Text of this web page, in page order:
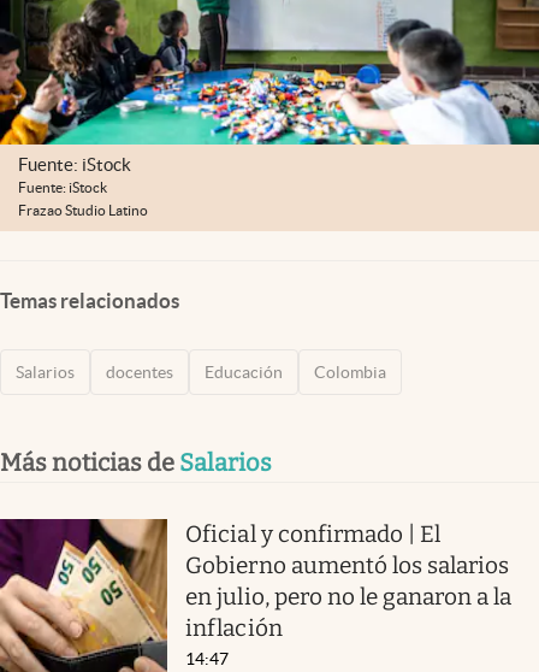
Fuente: iStock
Fuente: iStock
Frazao Studio Latino
Temas relacionados
Salarios docentes Educación Colombia
Más noticias de Salarios
Oficial y confirmado | El
Gobierno aumentó los salarios
en julio, pero no le ganaron a la
inflación
14:47